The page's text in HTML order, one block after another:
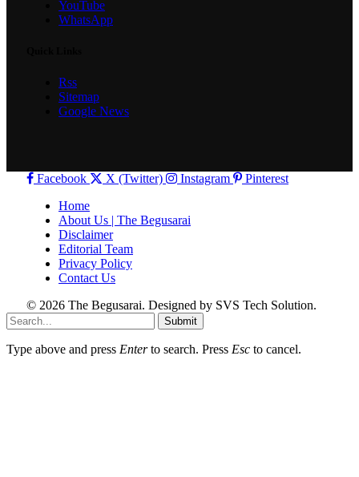
YouTube
WhatsApp
Rss
Sitemap
Google News
Facebook X (Twitter) Instagram
Pinterest
Home
About Us | The Begusarai
Disclaimer
Editorial Team
Privacy Policy
Contact Us
© 2026 The Begusarai. Designed by SVS Tech Solution.
Submit
Type above and press Enterto search. Press Esc to cancel.